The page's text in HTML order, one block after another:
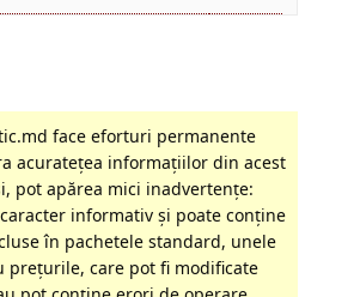
face eforturi permanente
acurateţea informaţiilor din acest
pot apărea mici inadvertenţe:
informativ şi poate conţine
în pachetele standard, unele
preţurile, care pot fi modificate